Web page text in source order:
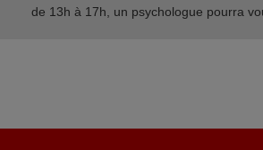
de 13h à 17h, un psychologue pourra